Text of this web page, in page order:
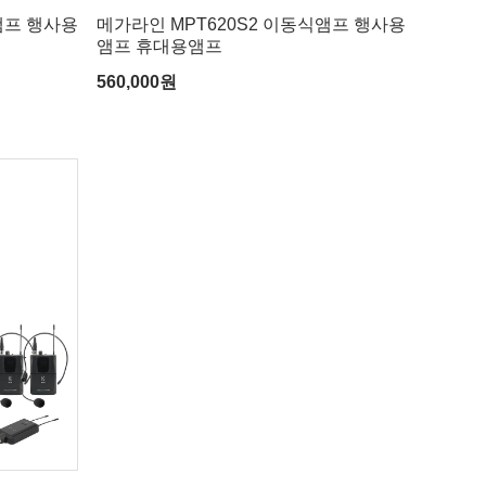
행사용
메가라인 MPT620S2 이동식앰프 행사용
앰프 휴대용앰프
560,000원